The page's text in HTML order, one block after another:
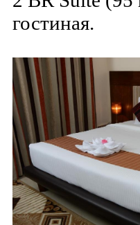
гостиная.